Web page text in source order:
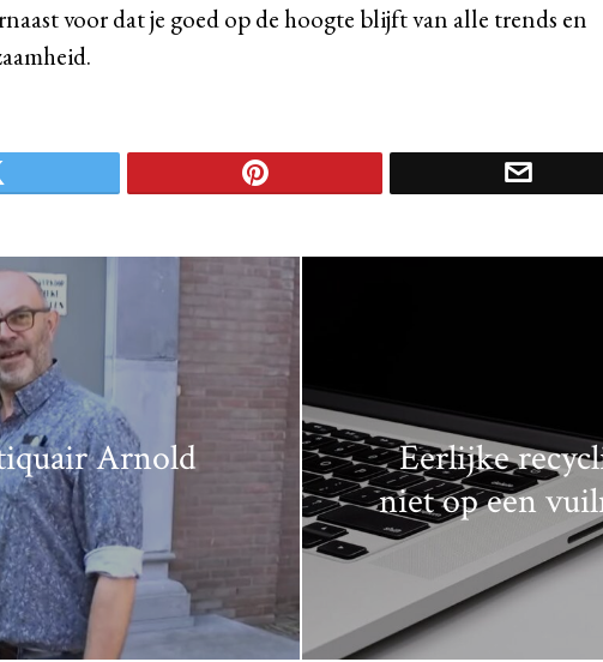
voor dat je goed op de hoogte blijft van alle trends en
Arnold
Eerlijke
niet op een